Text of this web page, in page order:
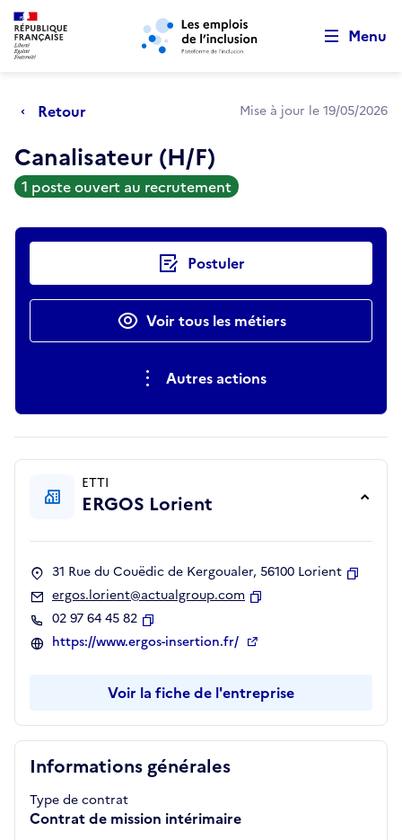
Aller au menu principal Aller au contenu principal
Menu
Retour Mise à jour le 19/05/2026
Canalisateur (H/F)
1 poste ouvert au recrutement
Actions rapides Postuler
Voir tous les métiers
Autres actions
Informations générales
Type de contrat
Contrat de mission intérimaire
ETTI
ERGOS Lorient
31 Rue du Couëdic de Kergoualer, 56100 Lorient
ergos.lorient@actualgroup.com
02 97 64 45 82
Copier
https://www.ergos-insertion.fr/
Voir la fiche de l'entreprise
Retour au début de la page
Panneau de gestion des cookies